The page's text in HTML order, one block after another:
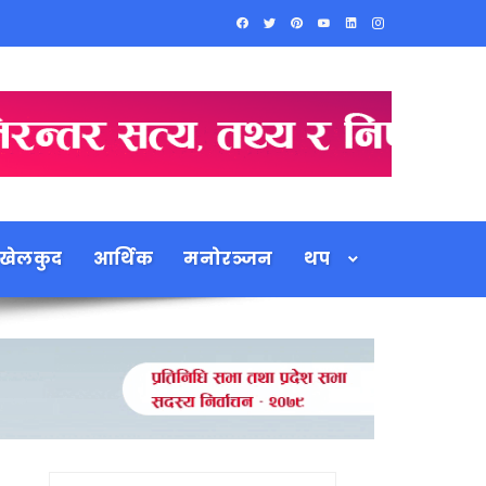
आर्थिक मनोरञ्जन थप